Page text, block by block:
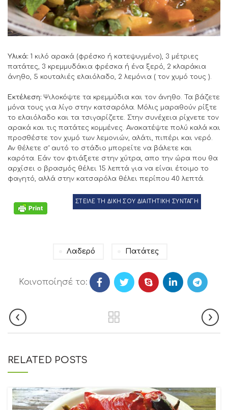
Υλικά: 1 κιλό αρακά (φρέσκο ή κατεψυγμένο), 3 μέτριες
πατάτες, 3 κρεμμυδάκια φρέσκα ή ένα ξερό, 2 κλαράκια
άνηθο, 5 κουταλιές ελαιόλαδο, 2 λεμόνια ( τον χυμό τους ).
Εκτέλεση: Ψιλοκόψτε τα κρεμμύδια και τον άνηθο. Τα βάζετε
μόνα τους για λίγο στην κατσαρόλα. Μόλις μαραθούν ρίξτε
το ελαιόλαδο και τα τσιγαρίζετε. Στην συνέχεια ρίχνετε τον
αρακά και τις πατάτες κομμένες. Ανακατέψτε πολύ καλά και
προσθέστε τον χυμό των λεμονιών, αλάτι, πιπέρι και νερό.
Αν θέλετε σ’ αυτό το στάδιο μπορείτε να βάλετε και
καρότα. Εάν τον φτιάξετε στην χύτρα, απο την ώρα που θα
αρχίσει ο βρασμός θέλει 15 λεπτά για να είναι έτοιμο το
φαγητό, αλλά στην κατσαρόλα θέλει περίπου 40 λεπτά.
ΣΤΕΙΛΕ ΤΗ ΔΙΚΗ ΣΟΥ ΔΙΑΙΤΗΤΙΚΗ ΣΥΝΤΑΓΗ
Λαδερό Πατάτες
Κοινοποίησέ το:
RELATED POSTS